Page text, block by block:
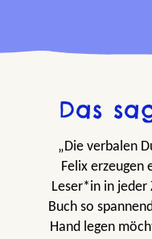
Das
„Die verbalen
Felix erzeugen
Leser*in in jeder
Buch so
Hand legen